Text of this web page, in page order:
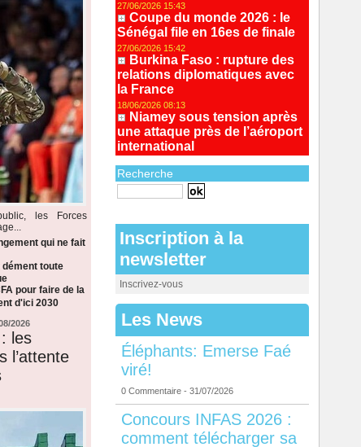
les Forces
qui ne fait
toute
pour faire de la
d'ici 2030
2026
les
l’attente
27/06/2026 15:43
Coupe du monde 2026 : le
Sénégal file en 16es de finale
27/06/2026 15:42
Burkina Faso : rupture des
relations diplomatiques avec
la France
18/06/2026 08:13
Niamey sous tension après
une attaque près de l’aéroport
international
Recherche
Inscription à la
newsletter
Inscrivez-vous
Les News
Éléphants: Emerse Faé
viré!
0 Commentaire - 31/07/2026
Concours INFAS 2026 :
comment télécharger sa